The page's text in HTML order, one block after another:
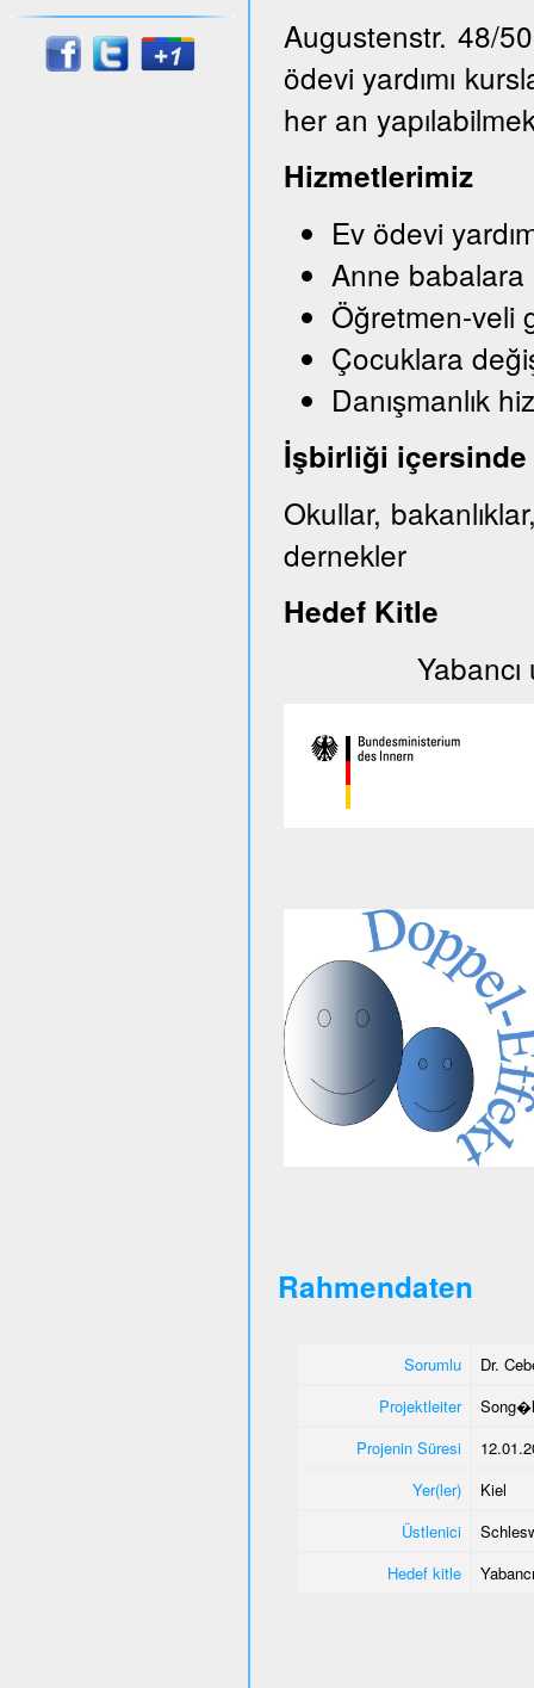
Augustenstr. 48/
ödevi yardımı
her an
Hizmetlerimiz
Ev ödevi
Anne babalara
Öğretmen-veli
Çocuklara
Danışmanlık
İşbirliği
Okullar,
dernekler
Hedef Kitle
Yabancı
Rahmendaten
Sorumlu
Dr.
Projektleiter
Projenin Süresi
Yer(ler)
Kiel
Üstlenici
Hedef kitle